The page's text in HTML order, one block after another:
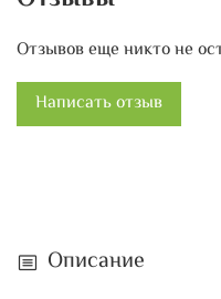
уют вашему интерьеру.
дома - идеальное
комфортной обстановки
Отзывов еще никто не
Написать отзыв
Описание